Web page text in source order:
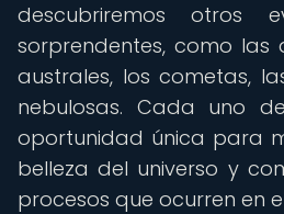
descubriremos otros
sorprendentes, como las
australes, los cometas,
nebulosas. Cada uno
oportunidad única para
belleza del universo y
procesos que ocurren en